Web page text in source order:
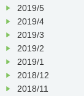
2019/5
2019/4
2019/3
2019/2
2019/1
2018/12
2018/11